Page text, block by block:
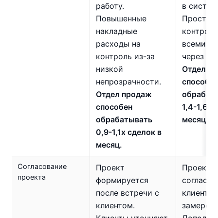
работу.
Повышенные
накладные
расходы на
контроль из-за
низкой
непрозрачности.
Отдел продаж
способен
обрабатывать
0,9-1,1х сделок в
месяц.
в
Простой
всеми
через
Отдел
способен
1,4-1,6х
месяц.
Согласование
проекта
Проект
формируется
после встречи с
клиентом.
Проект
клиенте
замеров.